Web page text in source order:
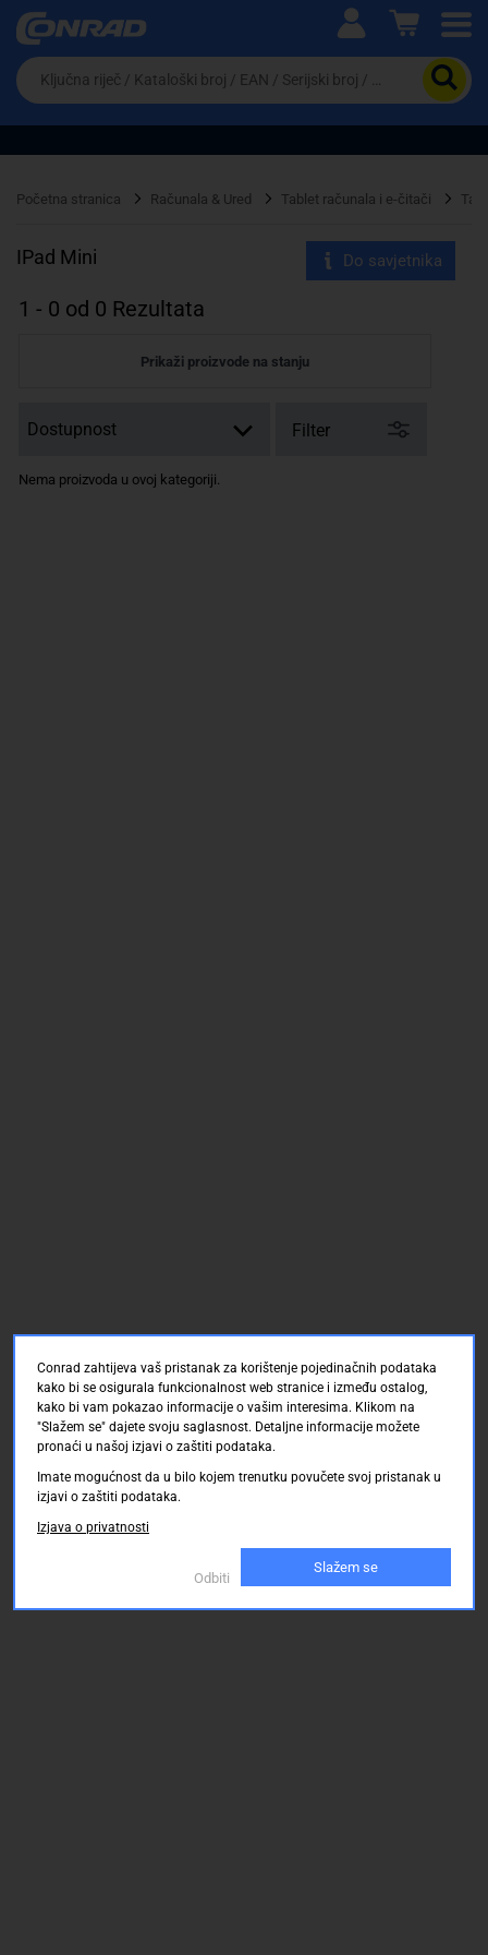
Ova postavka prilagođava asortiman proizvoda i
cijene vašim potrebama.
Da
biste
potražili
proizvod,
unesite
riječ,
EAN
serijski
broj
Početna stranica Računala & Ured Tablet računala i e-čitači
IPad Mini Do savjetnika
1 - 0 od 0 Rezultata
Prikaži proizvode na stanju
Filter
Nema proizvoda u ovoj kategoriji.
Conrad zahtijeva vaš pristanak za korištenje pojedinačnih podataka
kako bi se osigurala funkcionalnost web stranice i između ostalog,
kako bi vam pokazao informacije o vašim interesima. Klikom na
"Slažem se" dajete svoju saglasnost. Detaljne informacije možete
pronaći u našoj izjavi o zaštiti podataka.
Imate mogućnost da u bilo kojem trenutku povučete svoj pristanak u
izjavi o zaštiti podataka.
Izjava o privatnosti
Odbiti
Slažem se